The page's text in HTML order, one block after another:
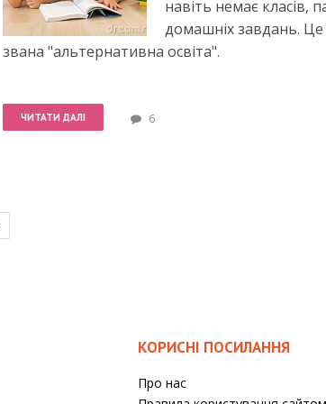
навіть немає класів,
домашніх завдань. Це
звана "альтернативна освіта".
ЧИТАТИ ДАЛІ 6
КОРИСНІ ПОСИЛАННЯ
Про нас